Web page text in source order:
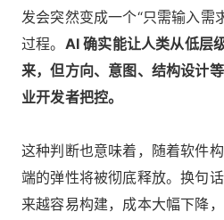
发会突然变成一个“只需输入需
过程。 AI 确实能让人类从低层
来，但方向、意图、结构设计
业开发者把控。
这种判断也意味着，随着软件
端的弹性将被彻底释放。换句
来越容易构建，成本大幅下降